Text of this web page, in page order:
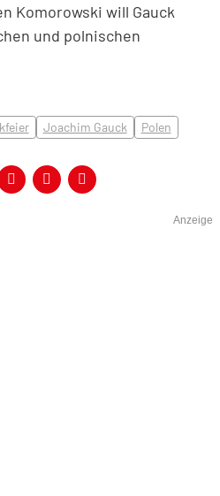
Komorowski will Gauck
und polnischen
Joachim Gauck Polen
Anzeige